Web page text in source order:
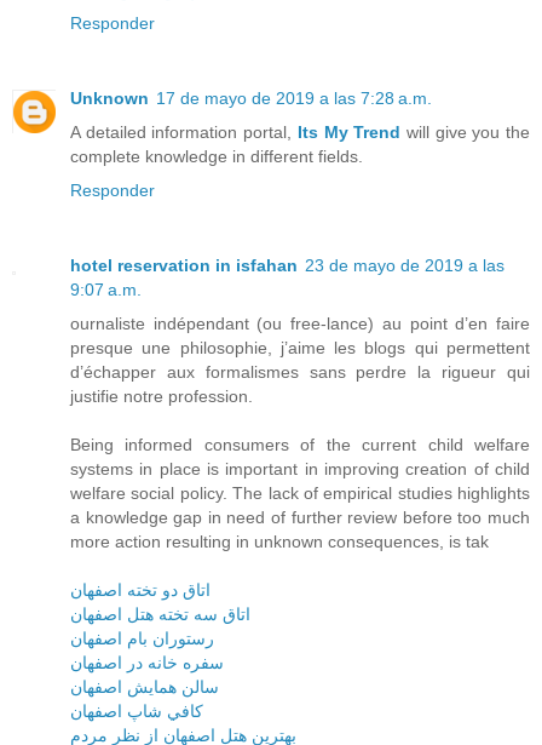
Responder
Unknown 17 de mayo de 2019 a las 7:28 a.m.
A detailed information portal, Its My Trend will give you the
complete knowledge in different fields.
Responder
hotel reservation in isfahan 23 de mayo de 2019 a las
9:07 a.m.
ournaliste indépendant (ou free-lance) au point d’en faire
presque une philosophie, j’aime les blogs qui permettent
d’échapper aux formalismes sans perdre la rigueur qui
justifie notre profession.
Being informed consumers of the current child welfare
systems in place is important in improving creation of child
welfare social policy. The lack of empirical studies highlights
a knowledge gap in need of further review before too much
more action resulting in unknown consequences, is tak
اتاق دو تخته اصفهان
اتاق سه تخته هتل اصفهان
رستوران بام اصفهان
سفره خانه در اصفهان
سالن همايش اصفهان
کافي شاپ اصفهان
بهترين هتل اصفهان از نظر مردم